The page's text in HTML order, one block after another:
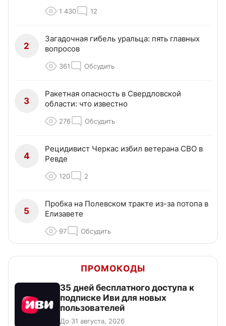
1 430 12
2
Загадочная гибель уральца: пять главных
вопросов
361 Обсудить
3
Ракетная опасность в Свердловской
области: что известно
276 Обсудить
4
Рецидивист Черкас избил ветерана СВО в
Ревде
120 2
5
Пробка на Полевском тракте из-за потопа в
Елизавете
97 Обсудить
ПРОМОКОДЫ
35 дней бесплатного доступа к
подписке Иви для новых
пользователей
До 31 августа, 2026